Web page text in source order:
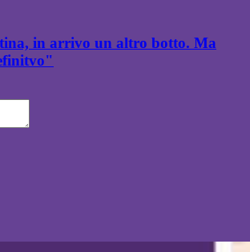
in arrivo un altro botto. Ma